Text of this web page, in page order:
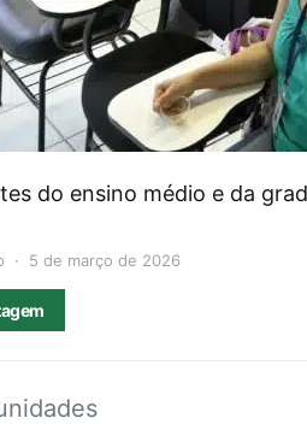
do ensino médio e da
5 de março de 2026